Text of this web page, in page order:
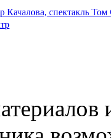
Качалова, спектакль